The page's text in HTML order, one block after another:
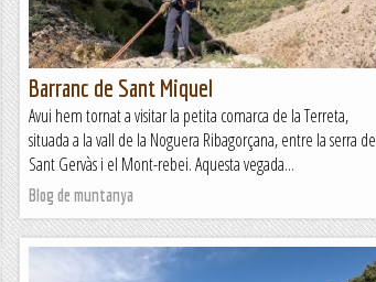
Barranc de Sant Miquel
Avui hem tornat a visitar la petita comarca de la Terreta,
situada a la vall de la Noguera Ribagorçana, entre la serra de
Sant Gervàs i el Mont-rebei. Aquesta vegada...
Blog de muntanya